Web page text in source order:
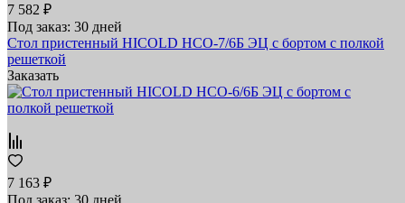
7 582 ₽
Под заказ: 30 дней
Стол пристенный HICOLD НСО-7/6Б ЭЦ с бортом с полкой
решеткой
Заказать
7 163 ₽
Под заказ: 30 дней